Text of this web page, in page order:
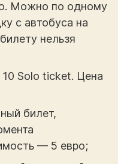
Можно по одному
с автобуса на
нельзя
Solo ticket. Цена
билет,
— 5 евро;